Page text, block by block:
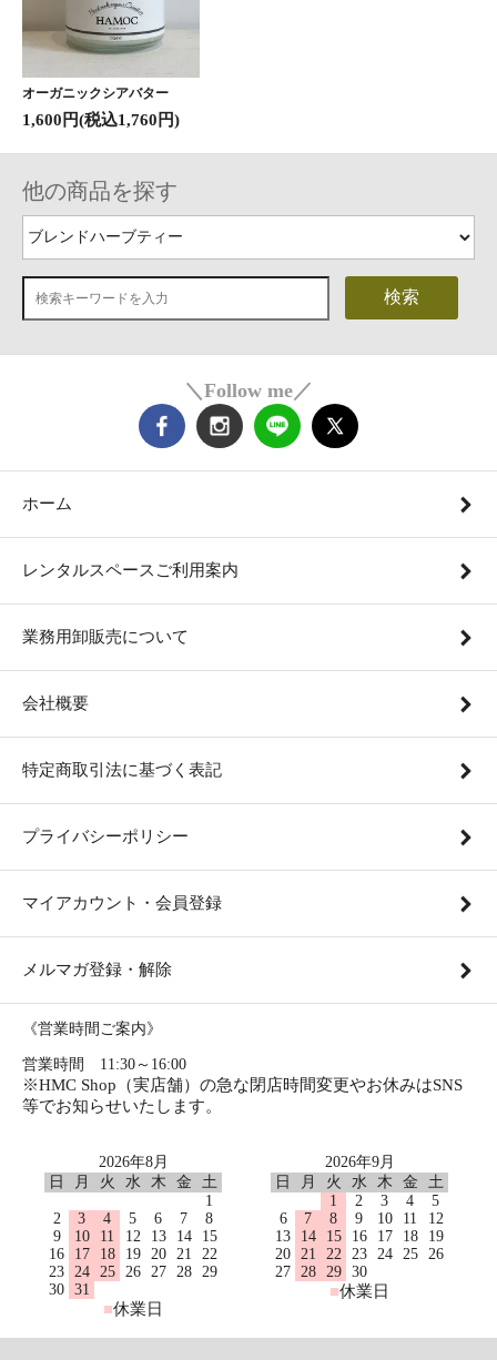
オーガニックシアバター
1,600円(税込1,760円)
他の商品を探す
検索
＼Follow me／
ホーム
レンタルスペースご利用案内
業務用卸販売について
会社概要
特定商取引法に基づく表記
プライバシーポリシー
マイアカウント・会員登録
メルマガ登録・解除
《営業時間ご案内》
営業時間 11:30～16:00
※HMC Shop（実店舗）の急な閉店時間変更やお休みはSNS
等でお知らせいたします。
2026年8月
日
月 火 水 木 金
土
1
2
3 4 5 6 7
8
9
10 11 12 13 14
15
16
17 18 19 20 21
22
23 24 25 26 27 28
29
30 31
■休業日
2026年9月
日
月 火 水 木 金
土
1
2 3 4
5
6
7 8 9 10 11
12
13
14 15 16 17 18
19
20 21 22 23 24 25
26
27 28 29 30
■休業日